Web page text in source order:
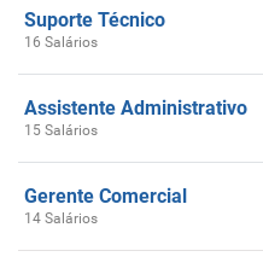
Suporte Técnico
16 Salários
Assistente Administrativo
15 Salários
Gerente Comercial
14 Salários